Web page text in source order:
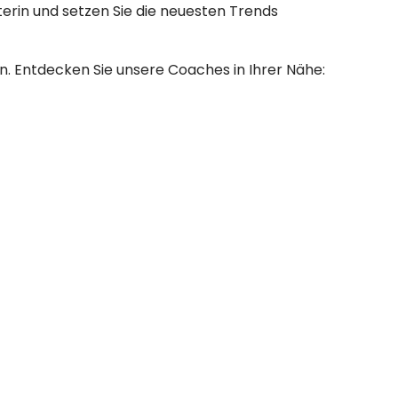
und setzen Sie die neuesten Trends
Entdecken Sie unsere Coaches in Ihrer Nähe: